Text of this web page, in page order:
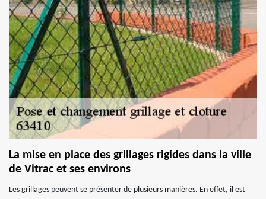
La mise en place des grillages rigides dans la ville
de Vitrac et ses environs
Les grillages peuvent se présenter de plusieurs manières. En effet, il est